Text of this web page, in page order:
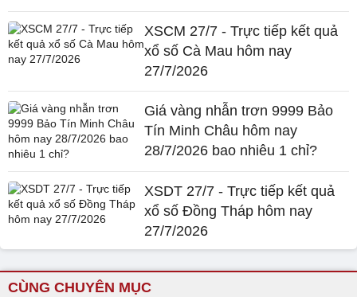
XSCM 27/7 - Trực tiếp kết quả
xổ số Cà Mau hôm nay
27/7/2026
Giá vàng nhẫn trơn 9999 Bảo
Tín Minh Châu hôm nay
28/7/2026 bao nhiêu 1 chỉ?
XSDT 27/7 - Trực tiếp kết quả
xổ số Đồng Tháp hôm nay
27/7/2026
CÙNG CHUYÊN MỤC